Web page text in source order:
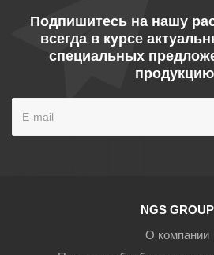
Подпишитесь на нашу
всегда в курсе
специальных
NGS GROUP
О компании